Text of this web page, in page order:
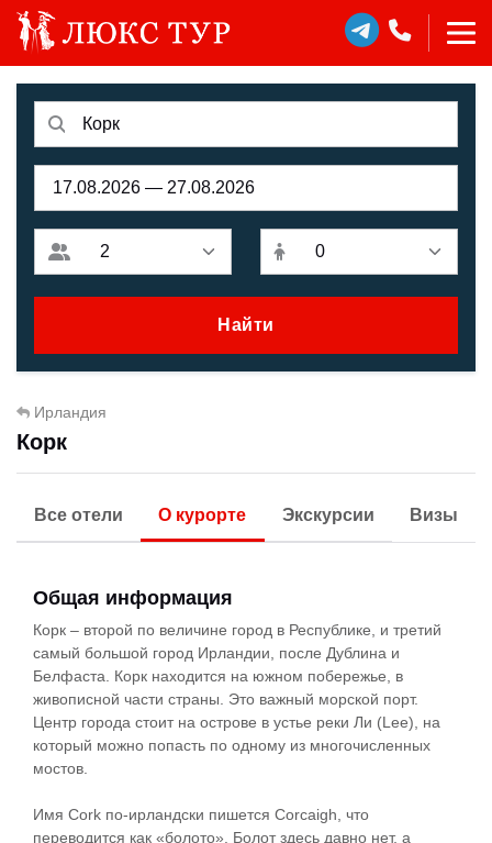
Найти
Ирландия
Корк
Все отели О курорте Экскурсии Визы
Общая информация
Корк – второй по величине город в Республике, и третий
самый большой город Ирландии, после Дублина и
Белфаста. Корк находится на южном побережье, в
живописной части страны. Это важный морской порт.
Центр города стоит на острове в устье реки Ли (Lee), на
который можно попасть по одному из многочисленных
мостов.
Имя Cork по-ирландски пишется Corcaigh, что
переводится как «болото». Болот здесь давно нет, а